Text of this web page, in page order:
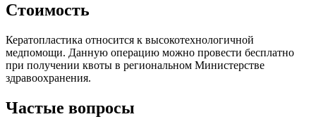
Стоимость
Кератопластика относится к высокотехнологичной
медпомощи. Данную операцию можно провести бесплатно
при получении квоты в региональном Министерстве
здравоохранения.
Частые вопросы